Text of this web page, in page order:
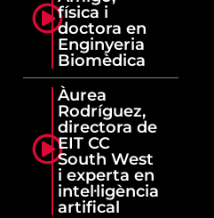
física i
doctora en
Enginyeria
Biomèdica
Àurea
Rodríguez,
directora de
EIT CC
South West
i experta en
intel·ligència
artifical